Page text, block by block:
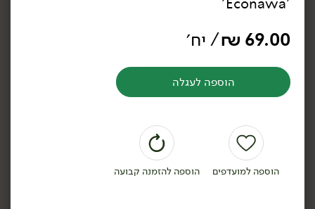
תבנית סיליקון מתקפלת
הוספה לסל
'Econawa'
69.00
₪/ יח׳
הוספה לעגלה
הוספה למועדפים הוספה להזמנה קבועה